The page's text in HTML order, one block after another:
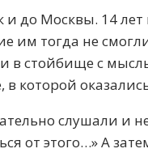
до Москвы. 14 лет
им тогда не
в стойбище с
которой
слушали и
этого…» А